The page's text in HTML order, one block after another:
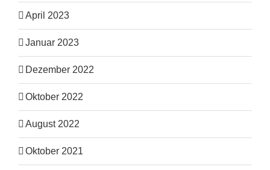
April 2023
Januar 2023
Dezember 2022
Oktober 2022
August 2022
Oktober 2021